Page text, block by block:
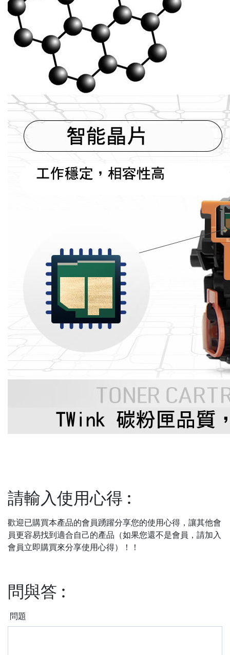
請輸入使用心得 :
歡迎已購買本產品的會員踴躍分享您的使用心得，讓其他會
員更容易找到適合自己的產品（如果您還不是會員，請加入
會員立即購買來分享使用心得）！！
問與答 :
問題